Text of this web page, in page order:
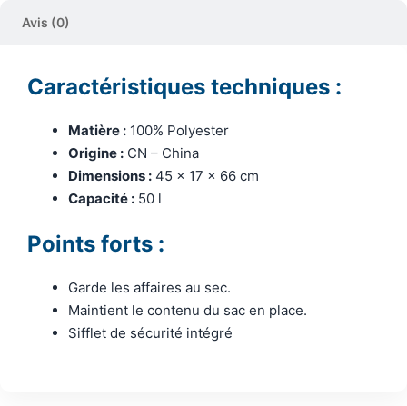
Avis (0)
Caractéristiques techniques :
Matière : 100% Polyester
Origine : CN – China
Dimensions : 45 x 17 x 66 cm
Capacité : 50 l
Points forts :
Garde les affaires au sec.
Maintient le contenu du sac en place.
Sifflet de sécurité intégré